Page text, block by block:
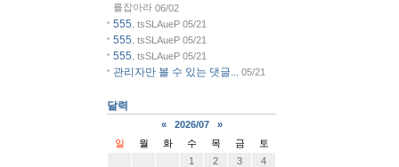
를잡아라 06/02
555. tsSLAueP 05/21
555. tsSLAueP 05/21
555. tsSLAueP 05/21
관리자만 볼 수 있는 댓글... 05/21
달력
« 2026/07
»
일
월 화 수 목 금
토
1
2 3
4